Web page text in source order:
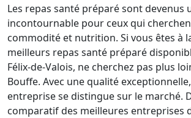
Les repas santé préparé sont devenus
incontournable pour ceux qui
commodité et nutrition. Si vous êtes à
meilleurs repas santé préparé
Félix-de-Valois, ne cherchez pas plus
Bouffe. Avec une qualité
entreprise se distingue sur le marché.
comparatif des meilleures entreprises